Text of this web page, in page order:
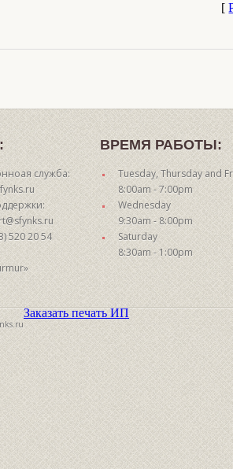
[
служба:
520 20 54
ВРЕМЯ РАБОТЫ:
Tuesday, Thursday and
8:00am - 7:00pm
Wednesday
9:30am - 8:00pm
Saturday
8:30am - 1:00pm
Заказать печать ИП